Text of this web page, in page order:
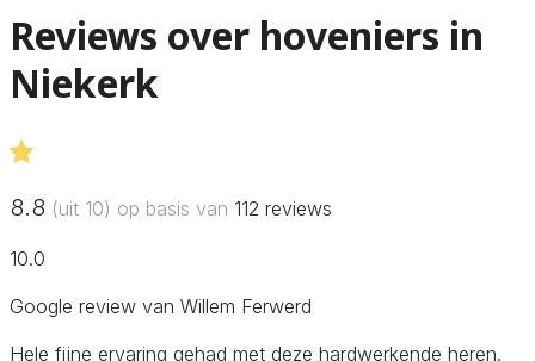
Reviews over hoveniers in
Niekerk
8.8 (uit 10) op basis van 112 reviews
10.0
Google review van Willem Ferwerd
Hele fijne ervaring gehad met deze hardwerkende heren.